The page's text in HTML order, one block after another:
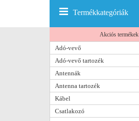
Termékkategóriák
Akciós termékek
Adó-vevő
Adó-vevő tartozék
Antennák
Antenna tartozék
Kábel
Csatlakozó